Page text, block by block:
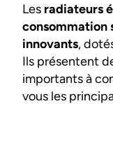
Les radiateurs
consommation
innovants,
Ils présentent
importants à
vous les